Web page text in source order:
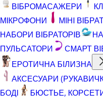
ВІБРОМАСАЖЕРИ
МІКРОФОНИ
МІНІ
НАБОРИ ВІБРАТОРІВ
ПУЛЬСАТОРИ
СМАРТ
ЕРОТИЧНА БІЛИЗНА
АКСЕСУАРИ
БОДІ
БЮСТЬЕ,